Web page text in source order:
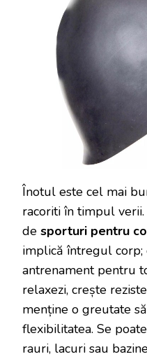
Înotul este cel mai
racoriti în timpul
de sporturi pentru
implică întregul corp;
antrenament pentru
relaxezi, crește
menține o greutate
flexibilitatea. Se
rauri, lacuri sau